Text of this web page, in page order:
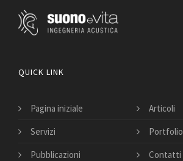
QUICK LINK
Pagina iniziale
Articoli
Servizi
Portfolio
Pubblicazioni
Contatti